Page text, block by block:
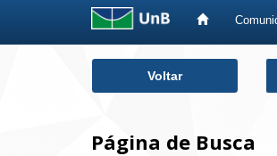
Voltar
Página de Busca